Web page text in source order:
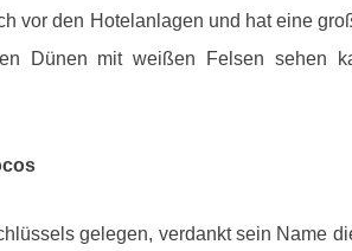
vor den Hotelanlagen und hat eine
Dünen mit weißen Felsen sehen
gelegen, verdankt sein Name